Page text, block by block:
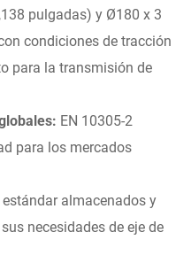
pulgadas) y Ø180 x 3
condiciones de tracción
para la transmisión de
EN 10305-2
para los mercados
almacenados y
necesidades de eje de